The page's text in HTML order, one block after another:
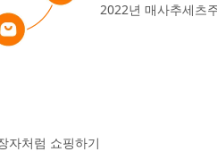
2022년 매사추세츠
자처럼 쇼핑하기